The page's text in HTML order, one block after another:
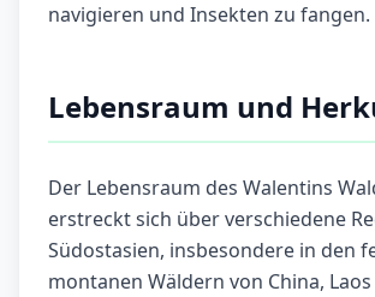
navigieren und Insekten zu fangen.
Lebensraum und
Der Lebensraum des Walentins
erstreckt sich über verschiedene
Südostasien, insbesondere in den
montanen Wäldern von China,